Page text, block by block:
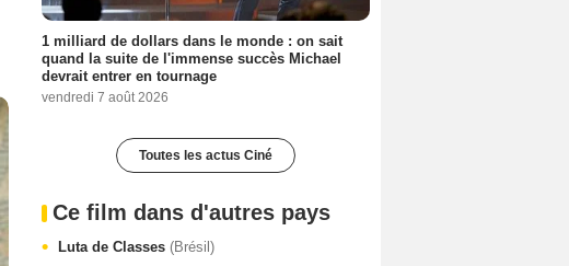
1 milliard de dollars dans le monde : on sait
quand la suite de l'immense succès Michael
devrait entrer en tournage
vendredi 7 août 2026
Toutes les actus Ciné
Ce film dans d'autres pays
Luta de Classes (Brésil)